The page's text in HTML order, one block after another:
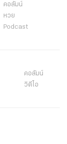
คอลัมน์
หวย
Podcast
คอลัมน์
วิดีโอ